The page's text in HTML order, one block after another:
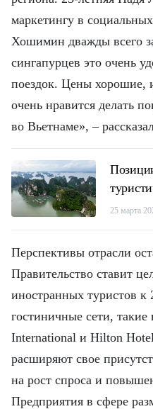
маркетингу в
Хошимин дважды всего
сингапурцев это очень
поездок. Цены хорошие,
очень нравится делать
во Вьетнаме», –
25 марта
Перспективы отрасли
Правительство ставит
иностранных туристов
гостиничные сети,
International и Hilton
расширяют свое
на рост спроса и
Предприятия в сфере